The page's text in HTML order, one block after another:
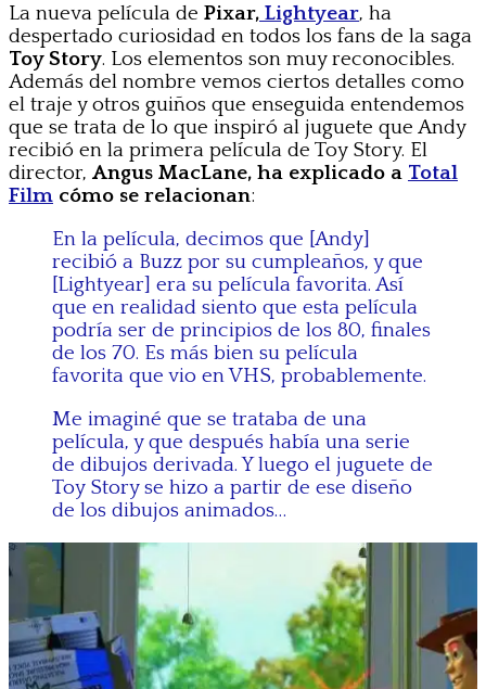
La nueva película de Pixar, Lightyear, ha
despertado curiosidad en todos los fans de la saga
Toy Story. Los elementos son muy reconocibles.
Además del nombre vemos ciertos detalles como
el traje y otros guiños que enseguida entendemos
que se trata de lo que inspiró al juguete que Andy
recibió en la primera película de Toy Story. El
director, Angus MacLane, ha explicado a Total
Film cómo se relacionan:
En la película, decimos que [Andy]
recibió a Buzz por su cumpleaños, y que
[Lightyear] era su película favorita. Así
que en realidad siento que esta película
podría ser de principios de los 80, finales
de los 70. Es más bien su película
favorita que vio en VHS, probablemente.
Me imaginé que se trataba de una
película, y que después había una serie
de dibujos derivada. Y luego el juguete de
Toy Story se hizo a partir de ese diseño
de los dibujos animados…